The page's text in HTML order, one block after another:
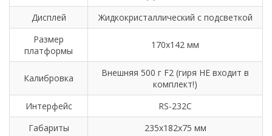
Дисплей
Жидкокристаллический с подсветкой
Размер
платформы
170х142 мм
Калибровка
Внешняя 500 г F2 (гиря НЕ входит в
комплект!)
Интерфейс
RS-232C
Габариты
235х182х75 мм